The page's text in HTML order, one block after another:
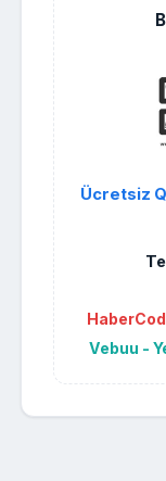
Ücretsiz
Vebuu -